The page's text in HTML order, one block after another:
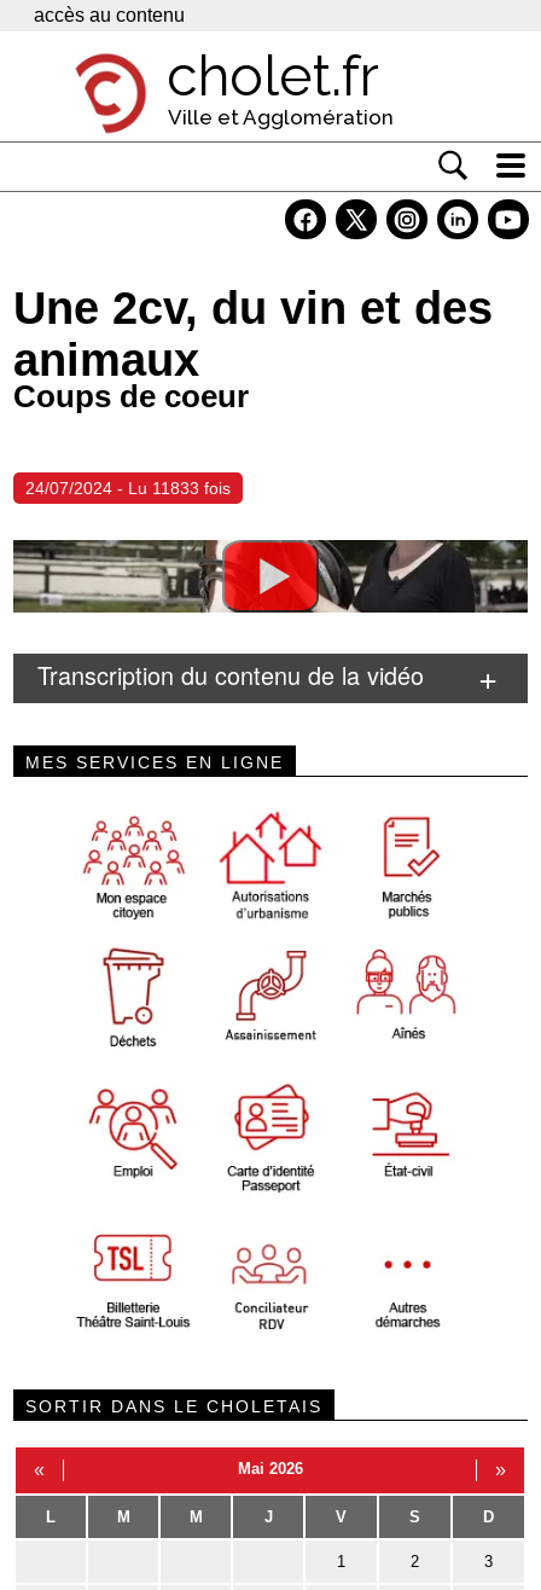
Panneau de gestion des cookies
accès au contenu
cholet.fr
Ville et Agglomération
Economie
Services
Contacts
Une 2cv, du vin et des
animaux
Coups de coeur
24/07/2024 - Lu 11833 fois
Transcription du contenu de la vidéo
MES SERVICES EN LIGNE
SORTIR DANS LE CHOLETAIS
« Mai 2026 »
L M M J V S D
1 2 3